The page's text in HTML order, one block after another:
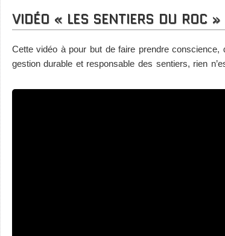
VIDÉO « LES SENTIERS DU ROC »
Cette vidéo à pour but de faire prendre
gestion durable et responsable des sentiers, rien